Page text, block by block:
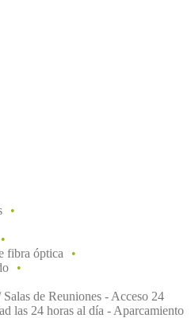
Mexico City, 03104
fibra óptica
de Reuniones - Acceso 24
las 24 horas al día - Aparcamiento